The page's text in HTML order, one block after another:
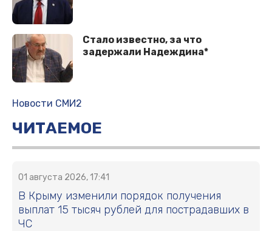
Стало известно, за что
задержали Надеждина*
Новости СМИ2
ЧИТАЕМОЕ
01 августа 2026, 17:41
В Крыму изменили порядок получения
выплат 15 тысяч рублей для пострадавших в
ЧС